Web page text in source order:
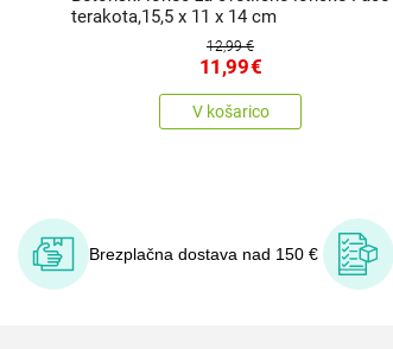
terakota,15,5 x 11 x 14 cm
12,99 €
11,99€
V košarico
Brezplačna dostava nad 150 €